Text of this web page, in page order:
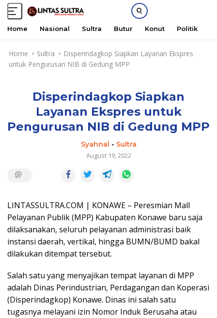
Home Nasional Sultra Butur Konut Politik
Home Sultra
Disperindagkop Siapkan Layanan Ekspres
untuk Pengurusan NIB di Gedung MPP
Disperindagkop Siapkan
Layanan Ekspres untuk
Pengurusan NIB di Gedung MPP
Syahnal - Sultra
August 19, 2022
LINTASSULTRA.COM | KONAWE – Peresmian Mall
Pelayanan Publik (MPP) Kabupaten Konawe baru saja
dilaksanakan, seluruh pelayanan administrasi baik
instansi daerah, vertikal, hingga BUMN/BUMD bakal
dilakukan ditempat tersebut.
Salah satu yang menyajikan tempat layanan di MPP
adalah Dinas Perindustrian, Perdagangan dan Koperasi
(Disperindagkop) Konawe. Dinas ini salah satu
tugasnya melayani izin Nomor Induk Berusaha atau